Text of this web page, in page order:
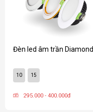
Đèn led âm trần Diamond
10 15
295.000 - 400.000đ